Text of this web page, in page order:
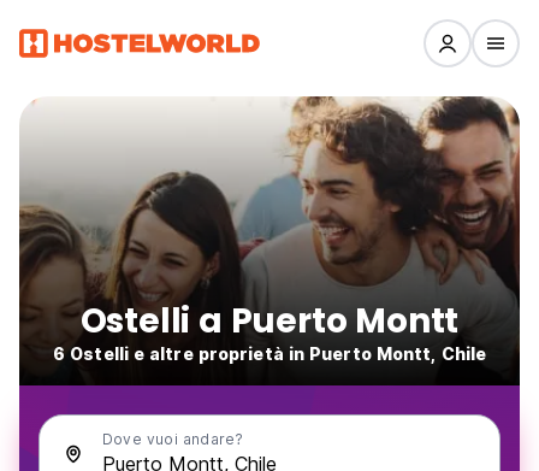
Ostelli a Puerto Montt
6 Ostelli e altre proprietà in Puerto Montt, Chile
Dove vuoi andare?